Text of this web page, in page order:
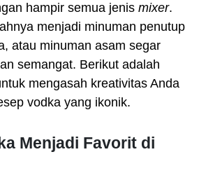
hampir semua jenis mixer.
menjadi minuman penutup
atau minuman asam segar
semangat. Berikut adalah
mengasah kreativitas Anda
vodka yang ikonik.
Menjadi Favorit di